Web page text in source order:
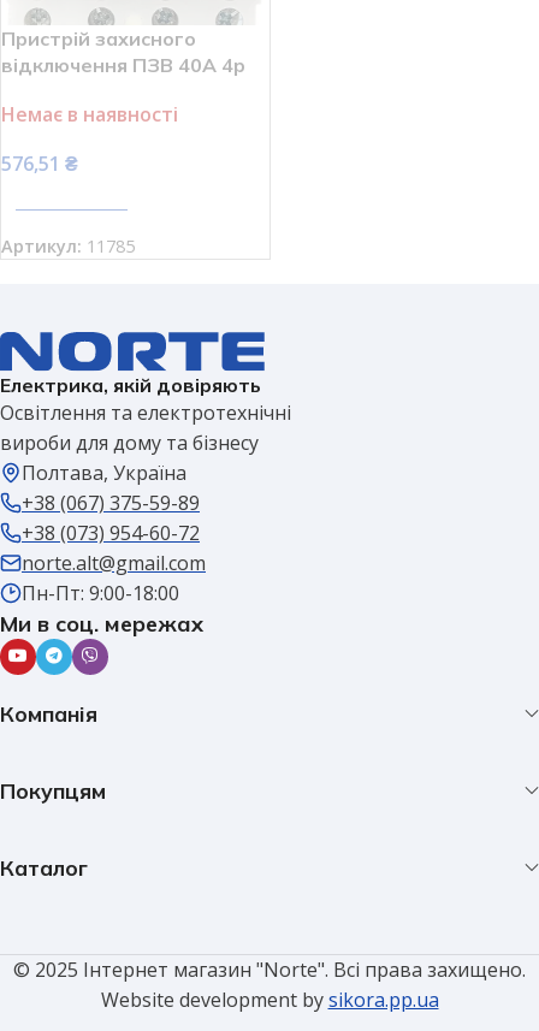
Пристрій захисного
відключення ПЗВ 40А 4р
ПЗВ-2001 A0020010014
Немає в наявності
576,51 ₴
Артикул: 11785
Електрика, якій довіряють
Освітлення та електротехнічні
вироби для дому та бізнесу
Полтава, Україна
+38 (067) 375-59-89
+38 (073) 954-60-72
norte.alt@gmail.com
Пн-Пт: 9:00-18:00
Ми в соц. мережах
Компанія
Покупцям
Каталог
© 2025 Інтернет магазин "Norte". Всі права захищено.
Website development bysikora.pp.ua